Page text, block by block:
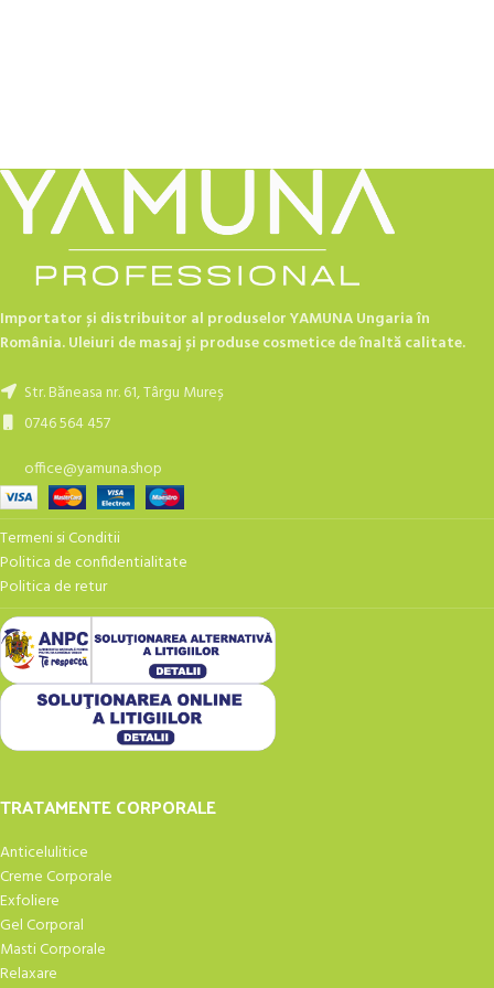
Importator și distribuitor al produselor YAMUNA Ungaria în
România. Uleiuri de masaj și produse cosmetice de înaltă calitate.
Str. Băneasa nr. 61, Târgu Mureș
0746 564 457
office@yamuna.shop
Termeni si Conditii
Politica de confidentialitate
Politica de retur
TRATAMENTE CORPORALE
Anticelulitice
Creme Corporale
Exfoliere
Gel Corporal
Masti Corporale
Relaxare